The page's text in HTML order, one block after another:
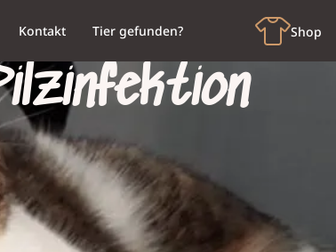
Kontakt Tier gefunden? Shop